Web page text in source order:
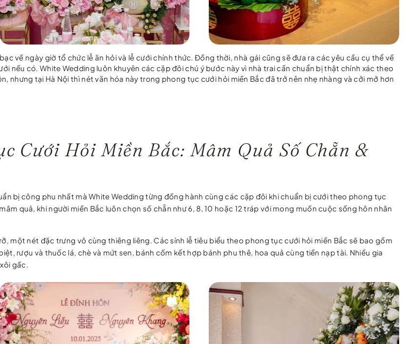
về ngày giờ tổ chức lễ ăn hỏi và lễ cưới chính thức. Đồng thời, nhà gái cũng sẽ đưa ra các yêu cầu cụ thể về
nếu có. White Wedding luôn khuyên các cặp đôi chú ý bước này vì nhà trai cần chuẩn bị thật chính xác theo
nhưng tại Hà Nội thì nét văn hóa này trong phong tục cưới hỏi miền Bắc đã trở nên nhẹ nhàng và cởi mở hơn
Cưới Hỏi Miền Bắc: Mâm Quả Số Chẵn &
bị công phu nhất mà White Wedding từng đồng hành cùng các cặp đôi khi chuẩn bị cưới theo phong tục
quả, khi người miền Bắc luôn chọn số chẵn như 6, 8, 10 hoặc 12 tráp với mong muốn cuộc sống hôn nhân
một nét đặc trưng vô cùng thiêng liêng. Các sính lễ tiêu biểu theo phong tục cưới hỏi miền Bắc sẽ bao gồm
rượu và thuốc lá, chè và mứt sen, bánh cốm kết hợp bánh phu thê, hoa quả cùng tiền nạp tài. Nhiều gia
gấc.